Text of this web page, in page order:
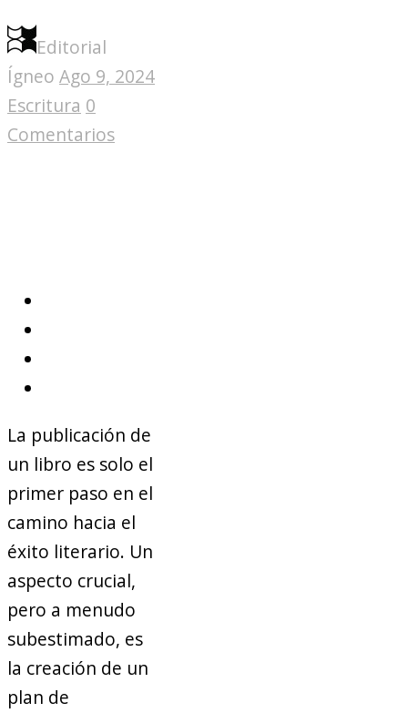
Editorial
Ígneo Ago 9, 2024
Escritura 0
Comentarios
La publicación de
un libro es solo el
primer paso en el
camino hacia el
éxito literario. Un
aspecto crucial,
pero a menudo
subestimado, es
la creación de un
plan de